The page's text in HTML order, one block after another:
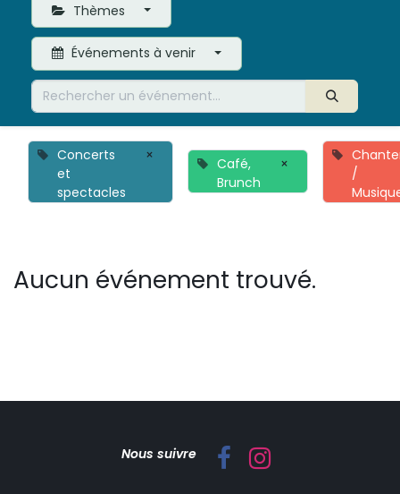
Thèmes
Événements à venir
Concerts
et
spectacles
×
Café,
Brunch
×
/
Aucun événement trouvé.
Nous suivre